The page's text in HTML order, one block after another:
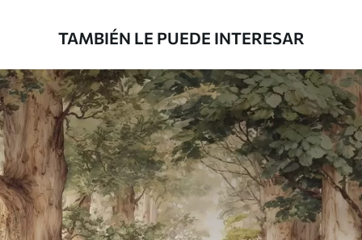
Vinilo Premium
65.0039.00€/m²
Peel and Stick
81 .6548.99€/m²
TAMBIÉN LE PUEDE INTERESAR